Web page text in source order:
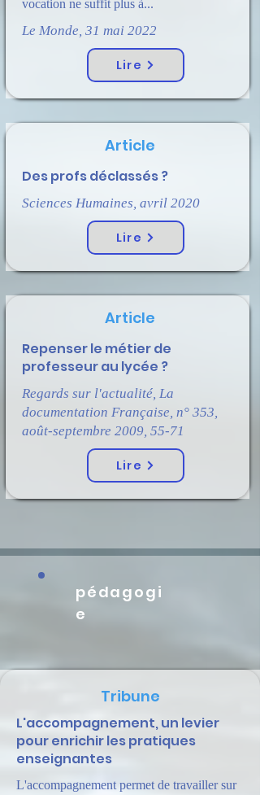
vocation ne suffit plus à...
Le Monde, 31 mai 2022
Lire
Article
Des profs déclassés ?
Sciences Humaines, avril 2020
Lire
Article
Repenser le métier de
professeur au lycée ?
Regards sur l'actualité, La
documentation Française, n° 353,
août-septembre 2009, 55-71
Lire
pédagogi
e
Tribune
L'accompagnement, un levier
pour enrichir les pratiques
enseignantes
L'accompagnement permet de travailler sur